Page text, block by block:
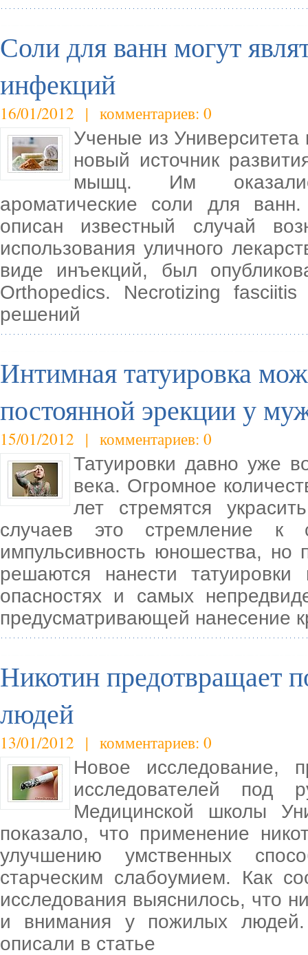
Соли для ванн могут
инфекций
16/01/2012 | комментариев: 0
Ученые из
новый источник
мышц. Им
ароматические соли для
описан известный случай
использования уличного
виде инъекций, был
Orthopedics. Necrotizing fasciitis
решений
Интимная татуировка
постоянной эрекции у
15/01/2012 | комментариев: 0
Татуировки давно уже
века. Огромное
лет стремятся
случаев это стремление к
импульсивность юношества,
решаются нанести
опасностях и самых
предусматривающей нанесение
Никотин предотвращает
людей
13/01/2012 | комментариев: 0
Новое исследование,
исследователей под
Медицинской школы
показало, что применение
улучшению умственных
старческим слабоумием. Как
исследования выяснилось, что
и внимания у пожилых
описали в статье